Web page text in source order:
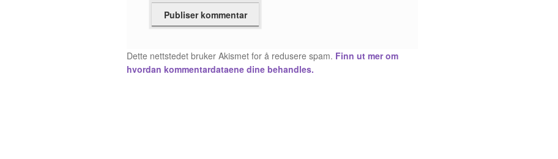
Dette nettstedet bruker Akismet for å redusere spam. Finn ut mer om
hvordan kommentardataene dine behandles.